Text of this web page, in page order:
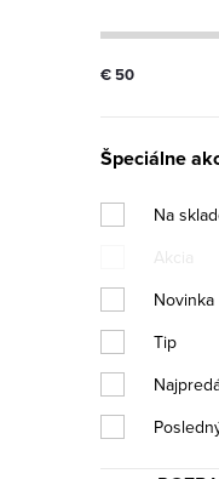
€50
Špeciálne
Na
Akcia
Novinka
Tip